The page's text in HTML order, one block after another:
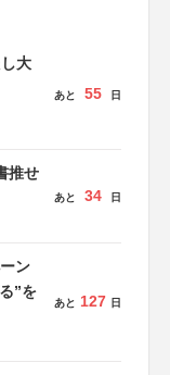
大
あと 55 日
推せ
あと 34 日
ン
”を
あと 127 日